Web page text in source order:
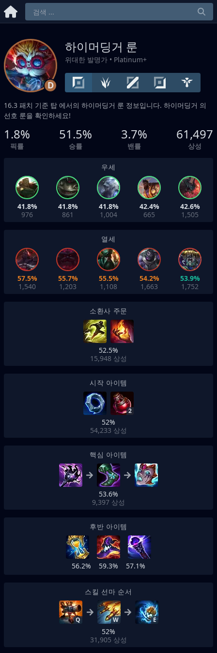
D
하이머딩거 룬
위대한 발명가 • Platinum+
16.3 패치 기준 탑 에서의 하이머딩거 룬 정보입니다. 하이머딩거 의
선호 룬을 확인하세요!
1.8%
픽률
51.5%
승률
3.7%
밴률
61,497
상성
우세
41.8%
976
41.8%
861
41.8%
1,004
42.4%
665
42.6%
1,505
열세
57.5%
1,540
55.7%
1,203
55.5%
1,108
54.2%
1,663
53.9%
1,752
소환사 주문
52.5%
15,948 상성
시작 아이템
2
52%
54,233 상성
핵심 아이템
53.6%
9,397 상성
후반 아이템
56.2% 59.3% 57.1%
스킬 선마 순서
Q W E
52%
31,905 상성